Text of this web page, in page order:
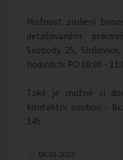
Možnost zrušení
detašovaném
Svobody 25,
hodinách: PO 08:00 -
Také je možné si
kontaktní osobou -
145
06.03.2023